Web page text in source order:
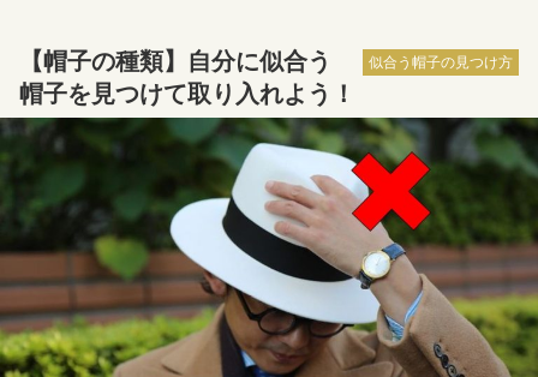
似合う帽子の見つけ方
【帽子の種類】自分に似合う
帽子を見つけて取り入れよう！